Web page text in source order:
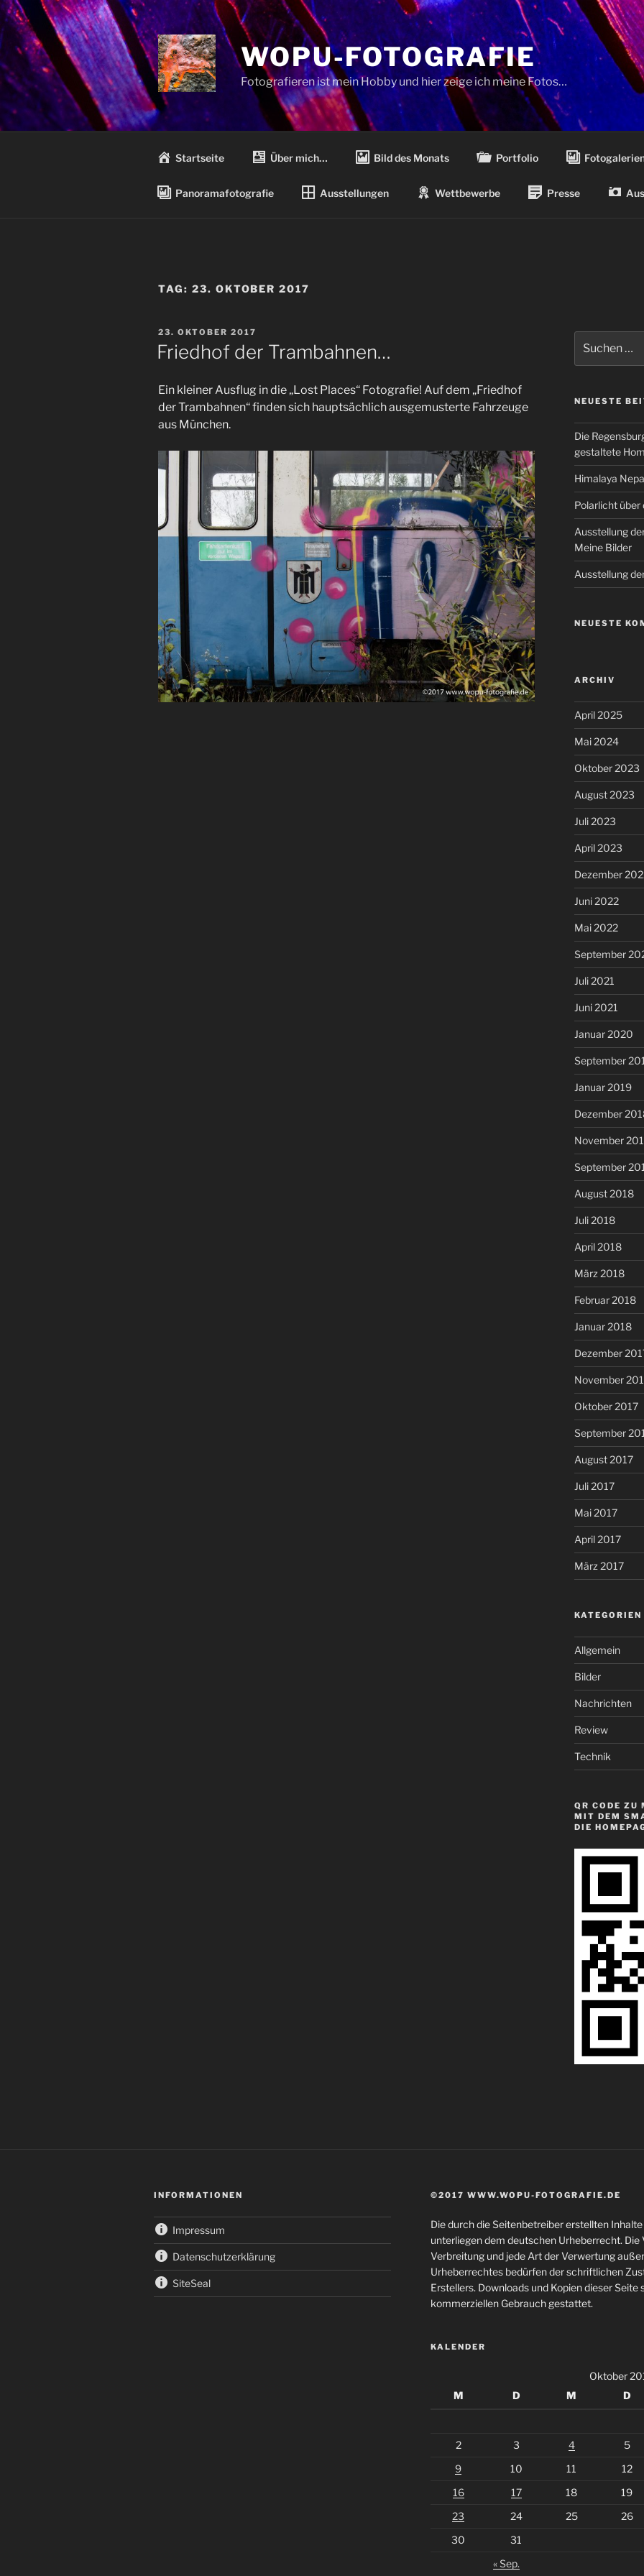
Zum
Inhalt
springen
WOPU-FOTOGRAFIE
Fotografieren ist mein Hobby und hier zeige ich meine Fotos…
Startseite Über mich… Bild des Monats Portfolio
Panoramafotografie Ausstellungen Wettbewerbe Presse
TAG: 23. OKTOBER 2017
VERÖFFENTLICHT
AM
23. OKTOBER 2017
Friedhof der Trambahnen…
Ein kleiner Ausflug in die „Lost Places“ Fotografie! Auf dem „Friedhof
der Trambahnen“ finden sich hauptsächlich ausgemusterte Fahrzeuge
aus München.
nach:
NEUESTE
Die
gestaltete
Himalaya
Polarlicht über
Ausstellung
Meine Bilder
Ausstellung
NEUESTE
ARCHIV
April 2025
Mai 2024
Oktober 2023
August 2023
Juli 2023
April 2023
Dezember
Juni 2022
Mai 2022
September
Juli 2021
Juni 2021
Januar 2020
September
Januar 2019
Dezember
November
September
August 2018
Juli 2018
April 2018
März 2018
Februar 2018
Januar 2018
Dezember
November
Oktober 2017
September
August 2017
Juli 2017
Mai 2017
April 2017
März 2017
KATEGORIEN
Allgemein
Bilder
Nachrichten
Review
Technik
QR CODE ZU
MIT DEM
DIE
INFORMATIONEN
Impressum
Datenschutzerklärung
SiteSeal
©2017 WWW.WOPU-FOTOGRAFIE.DE
Die durch die Seitenbetreiber erstellten
unterliegen dem deutschen Urheberrecht.
Verbreitung und jede Art der Verwertung
Urheberrechtes bedürfen der schriftlichen
Erstellers. Downloads und Kopien dieser
kommerziellen Gebrauch gestattet.
KALENDER
Oktober
M
D M D
2 3 4
5
9
10 11
12
16
17 18
19
23
24 25
26
30
31
« Sep.